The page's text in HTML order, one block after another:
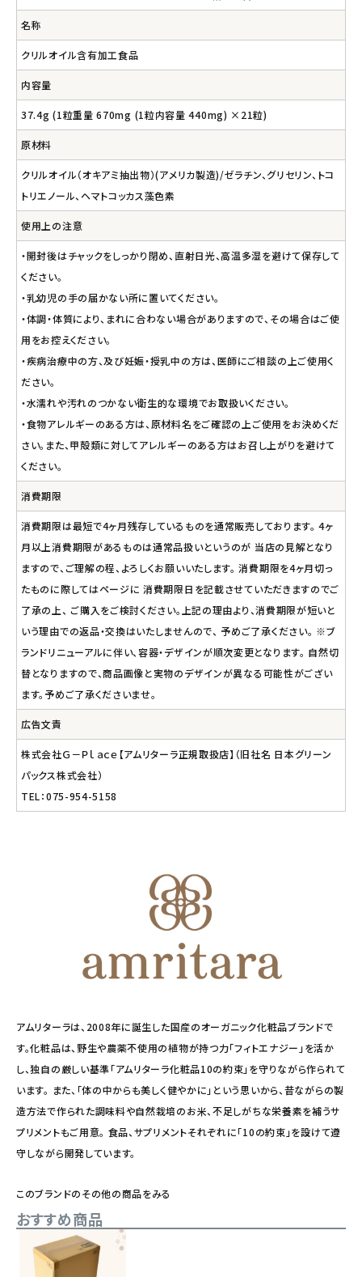
名称
クリルオイル含有加工食品
内容量
37.4g (1粒重量 670mg (1粒内容量 440mg) ×21粒)
原材料
クリルオイル（オキアミ抽出物）(アメリカ製造)/ゼラチン、グリセリン、トコ
トリエノール、ヘマトコッカス藻色素
使用上の注意
・開封後はチャックをしっかり閉め、直射日光、高温多湿を避けて保存して
ください。
・乳幼児の手の届かない所に置いてください。
・体調・体質により、まれに合わない場合がありますので、その場合はご使
用をお控えください。
・疾病治療中の方、及び妊娠・授乳中の方は、医師にご相談の上ご使用く
ださい。
・水濡れや汚れのつかない衛生的な環境でお取扱いください。
・食物アレルギーのある方は、原材料名をご確認の上ご使用をお決めくだ
さい。また、甲殻類に対してアレルギーのある方はお召し上がりを避けて
ください。
消費期限
消費期限は最短で4ヶ月残存しているものを通常販売しております。 4ヶ
月以上消費期限があるものは通常品扱いというのが 当店の見解となり
ますので、ご理解の程、よろしくお願いいたします。 消費期限を4ヶ月切っ
たものに際してはページに 消費期限日を記載させていただきますのでご
了承の上、 ご購入をご検討ください。上記の理由より、消費期限が短いと
いう理由での返品・交換はいたしませんので、 予めご了承ください。 ※ブ
ランドリニューアルに伴い、容器・デザインが順次変更となります。 自然切
替となりますので、商品画像と実物のデザインが異なる可能性がござい
ます。予めご了承くださいませ。
広告文責
株式会社Ｇ－Ｐｌａｃｅ【アムリターラ正規取扱店】（旧社名 日本グリーン
パックス株式会社）
TEL：075-954-5158
アムリターラは、2008年に誕生した国産のオーガニック化粧品ブランドで
す。化粧品は、野生や農薬不使用の植物が持つ力「フィトエナジー」を活か
し、独自の厳しい基準「アムリターラ化粧品10の約束」を守りながら作られて
います。 また、「体の中からも美しく健やかに」という思いから、昔ながらの製
造方法で作られた調味料や自然栽培のお米、不足しがちな栄養素を補うサ
プリメントもご用意。 食品、サプリメントそれぞれに「10の約束」を設けて遵
守しながら開発しています。
このブランドのその他の商品をみる
おすすめ商品